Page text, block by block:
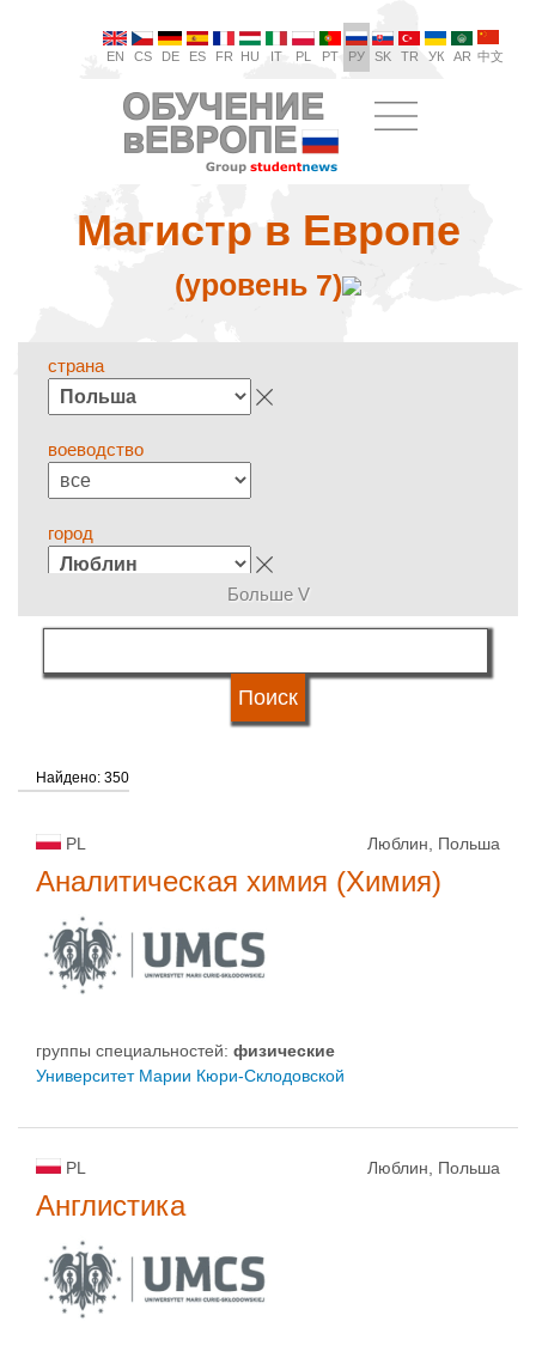
EN CS DE ES FR HU IT PL PT РУ SK TR УК AR 中文
Магистр в Европе
(уровень 7)
страна
воеводство
город
группы специальностей
система обучения
статус университетов
Больше V
Найдено: 350
PL Люблин, Польша
Аналитическая химия (Химия)
группы специальностей: физическиe
Университет Марии Кюри-Склодовской
PL Люблин, Польша
Англистика